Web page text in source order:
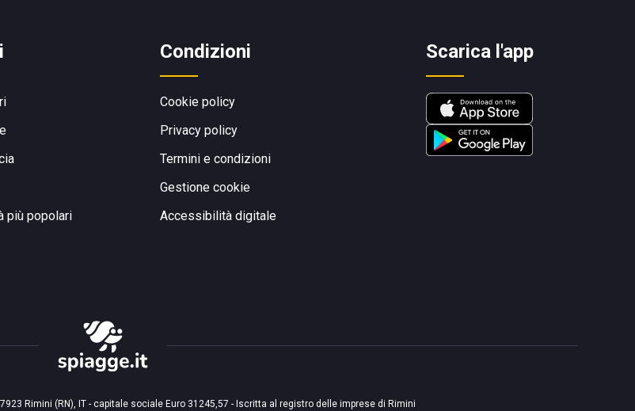
più popolari
Condizioni
Cookie policy
Privacy policy
Termini e condizioni
Gestione cookie
Accessibilità digitale
Scarica l'app
Rimini (RN), IT - capitale sociale Euro 31245,57 - Iscritta al registro delle imprese di Rimini